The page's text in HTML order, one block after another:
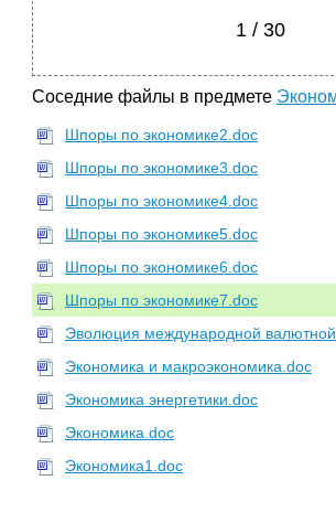
1 / 30
Соседние файлы в предмете
Шпоры по экономике2.doc
Шпоры по экономике3.doc
Шпоры по экономике4.doc
Шпоры по экономике5.doc
Шпоры по экономике6.doc
Шпоры по экономике7.doc
Эволюция международной
Экономика и макроэкономика.doc
Экономика энергетики.doc
Экономика.doc
Экономика1.doc